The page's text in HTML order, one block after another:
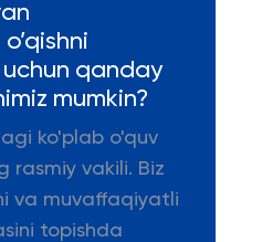
qanday
mumkin?
ko'plab o'quv
rasmiy vakili. Biz
va muvaffaqiyatli
topishda